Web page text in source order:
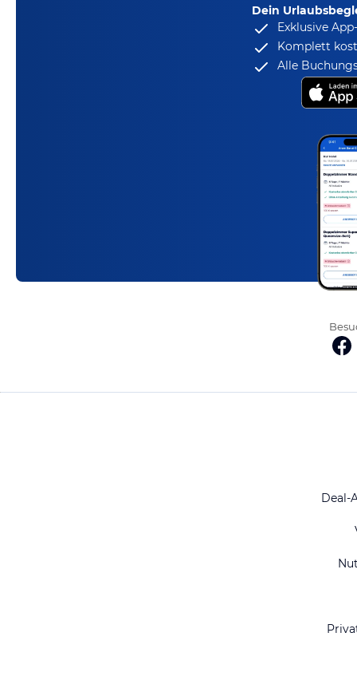
Dein
Exklusive
Komplett
Alle
Deal-